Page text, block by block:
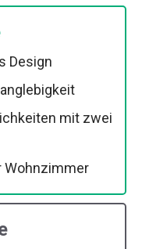
Design
mit zwei
Wohnzimmer